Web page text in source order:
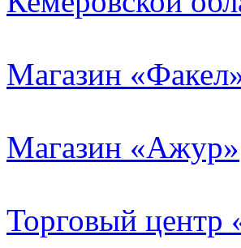
Магазин
Магазин «Ажур»
Торговый центр